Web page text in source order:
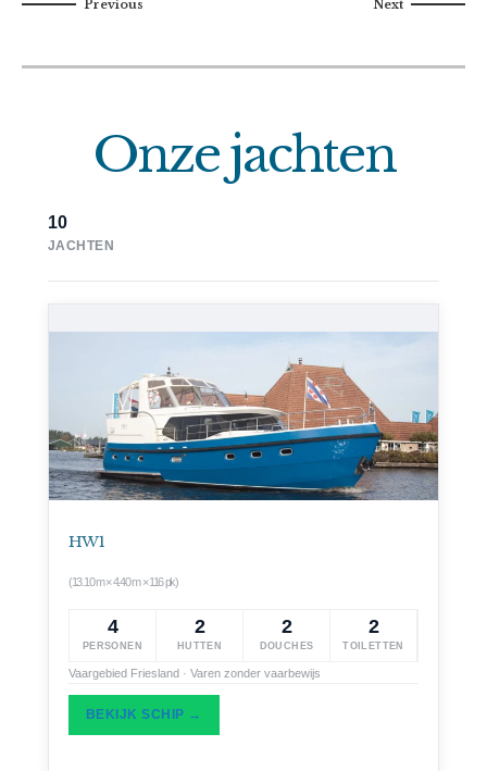
Onze jachten
10
JACHTEN
HW 1
(13.10 m × 4.40 m × 116 pk)
4
PERSONEN
2
HUTTEN
2
DOUCHES
2
TOILETTEN
Vaargebied Friesland · Varen zonder vaarbewijs
BEKIJK SCHIP →